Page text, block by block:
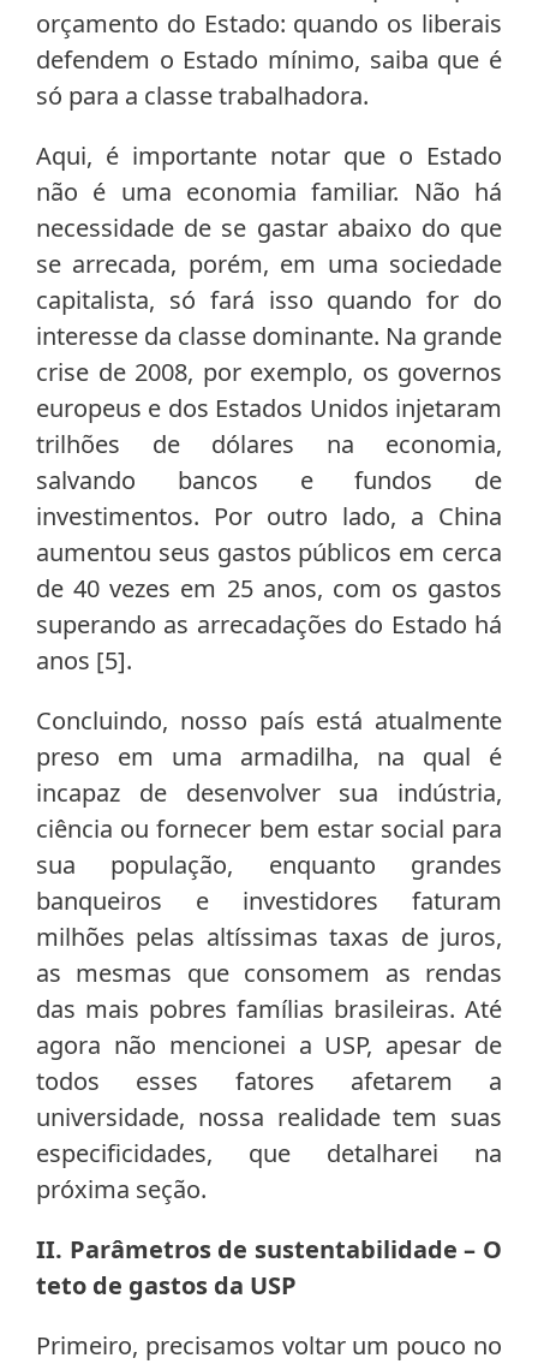
orçamento do Estado: quando os liberais
defendem o Estado mínimo, saiba que é
só para a classe trabalhadora.
Aqui, é importante notar que o Estado
não é uma economia familiar. Não há
necessidade de se gastar abaixo do que
se arrecada, porém, em uma sociedade
capitalista, só fará isso quando for do
interesse da classe dominante. Na grande
crise de 2008, por exemplo, os governos
europeus e dos Estados Unidos injetaram
trilhões de dólares na economia,
salvando bancos e fundos de
investimentos. Por outro lado, a China
aumentou seus gastos públicos em cerca
de 40 vezes em 25 anos, com os gastos
superando as arrecadações do Estado há
anos [5].
Concluindo, nosso país está atualmente
preso em uma armadilha, na qual é
incapaz de desenvolver sua indústria,
ciência ou fornecer bem estar social para
sua população, enquanto grandes
banqueiros e investidores faturam
milhões pelas altíssimas taxas de juros,
as mesmas que consomem as rendas
das mais pobres famílias brasileiras. Até
agora não mencionei a USP, apesar de
todos esses fatores afetarem a
universidade, nossa realidade tem suas
especificidades, que detalharei na
próxima seção.
II. Parâmetros de sustentabilidade – O
teto de gastos da USP
Primeiro, precisamos voltar um pouco no